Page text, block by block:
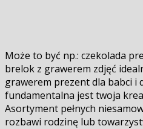
Może to być np.: czekolada
brelok z grawerem zdjęć
grawerem prezent dla babci
fundamentalna jest twoja
Asortyment pełnych
rozbawi rodzinę lub